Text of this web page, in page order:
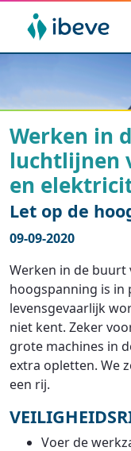
Werken in
luchtlijnen
en
Let op de
09-09-2020
Werken in de
hoogspanning is in
levensgevaarlijk
niet kent. Zeker
grote machines in
extra opletten. We
een rij.
Voer de